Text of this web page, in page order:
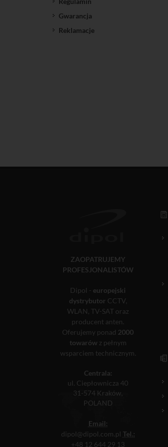
Gwarancja
Reklamacje
ZAOPATRUJEMY
PROFESJONALISTÓW
Dipol - europejski
dystrybutor CCTV,
WLAN, TV-SAT oraz
producent anten.
Oferujemy ponad 2000
towarówz pełnym
wsparciem technicznym.
Centrala:
ul. Ciepłownicza 40
31-574 Kraków,
POLAND
Email:
dipol@dipol.com.pl Tel.:
+48 12 644 29 13